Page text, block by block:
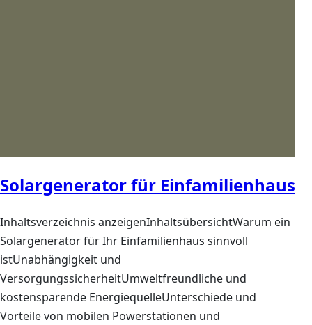
Solargenerator für Einfamilienhaus
Inhaltsverzeichnis anzeigenInhaltsübersichtWarum ein
Solargenerator für Ihr Einfamilienhaus sinnvoll
istUnabhängigkeit und
VersorgungssicherheitUmweltfreundliche und
kostensparende EnergiequelleUnterschiede und
Vorteile von mobilen Powerstationen und